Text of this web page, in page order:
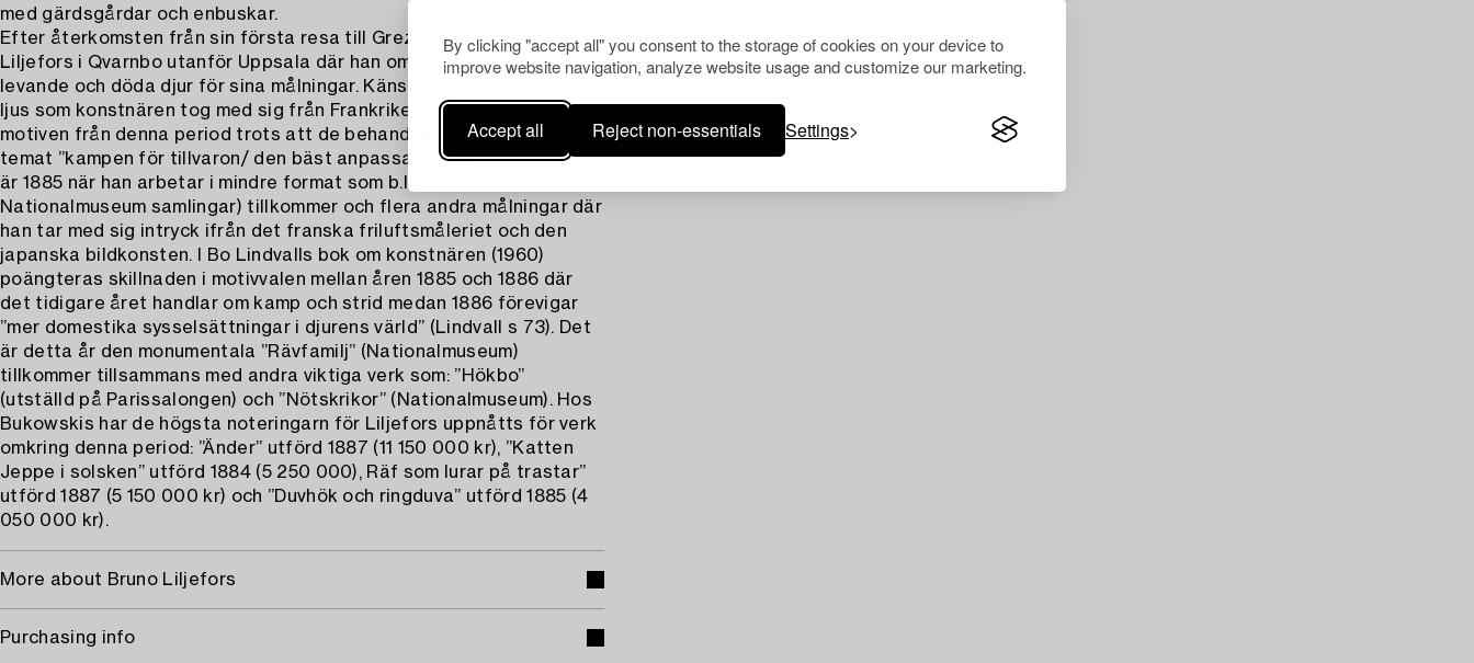
By clicking "accept all" you consent to the storage of cookies on your device to
improve website navigation, analyze website usage and customize our marketing.
Accept all Reject non-essentials Settings
med gärdsgårdar och enbuskar.
Efter återkomsten från sin första resa till Grez 1884 bosätter sig
Liljefors i Qvarnbo utanför Uppsala där han omgav sig med både
levande och döda djur för sina målningar. Känslan av harmoni och
ljus som konstnären tog med sig från Frankrike följer med honom i
motiven från denna period trots att de behandlar det ständiga
temat ”kampen för tillvaron/ den bäst anpassades överlevnad”. Det
är 1885 när han arbetar i mindre format som b.l.a ”Djurstuider” (idag i
Nationalmuseum samlingar) tillkommer och flera andra målningar där
han tar med sig intryck ifrån det franska friluftsmåleriet och den
japanska bildkonsten. I Bo Lindvalls bok om konstnären (1960)
poängteras skillnaden i motivvalen mellan åren 1885 och 1886 där
det tidigare året handlar om kamp och strid medan 1886 förevigar
”mer domestika sysselsättningar i djurens värld” (Lindvall s 73). Det
är detta år den monumentala ”Rävfamilj” (Nationalmuseum)
tillkommer tillsammans med andra viktiga verk som: ”Hökbo”
(utställd på Parissalongen) och ”Nötskrikor” (Nationalmuseum). Hos
Bukowskis har de högsta noteringarn för Liljefors uppnåtts för verk
omkring denna period: ”Änder” utförd 1887 (11 150 000 kr), ”Katten
Jeppe i solsken” utförd 1884 (5 250 000), Räf som lurar på trastar”
utförd 1887 (5 150 000 kr) och ”Duvhök och ringduva” utförd 1885 (4
050 000 kr).
More about Bruno Liljefors
Purchasing info